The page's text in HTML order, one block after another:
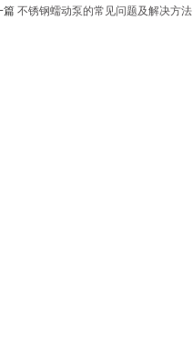
篇 不锈钢蠕动泵的常见问题及解决方法